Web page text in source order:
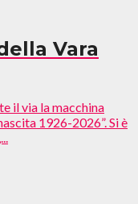
Vara
il via la macchina
1926-2026”. Si è